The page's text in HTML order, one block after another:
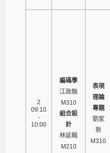
2
09:10
-
10:00
編碼學
江政融
M310
組合設
計
林延輯
M210
表現
理論
專題
劉家
新
M310